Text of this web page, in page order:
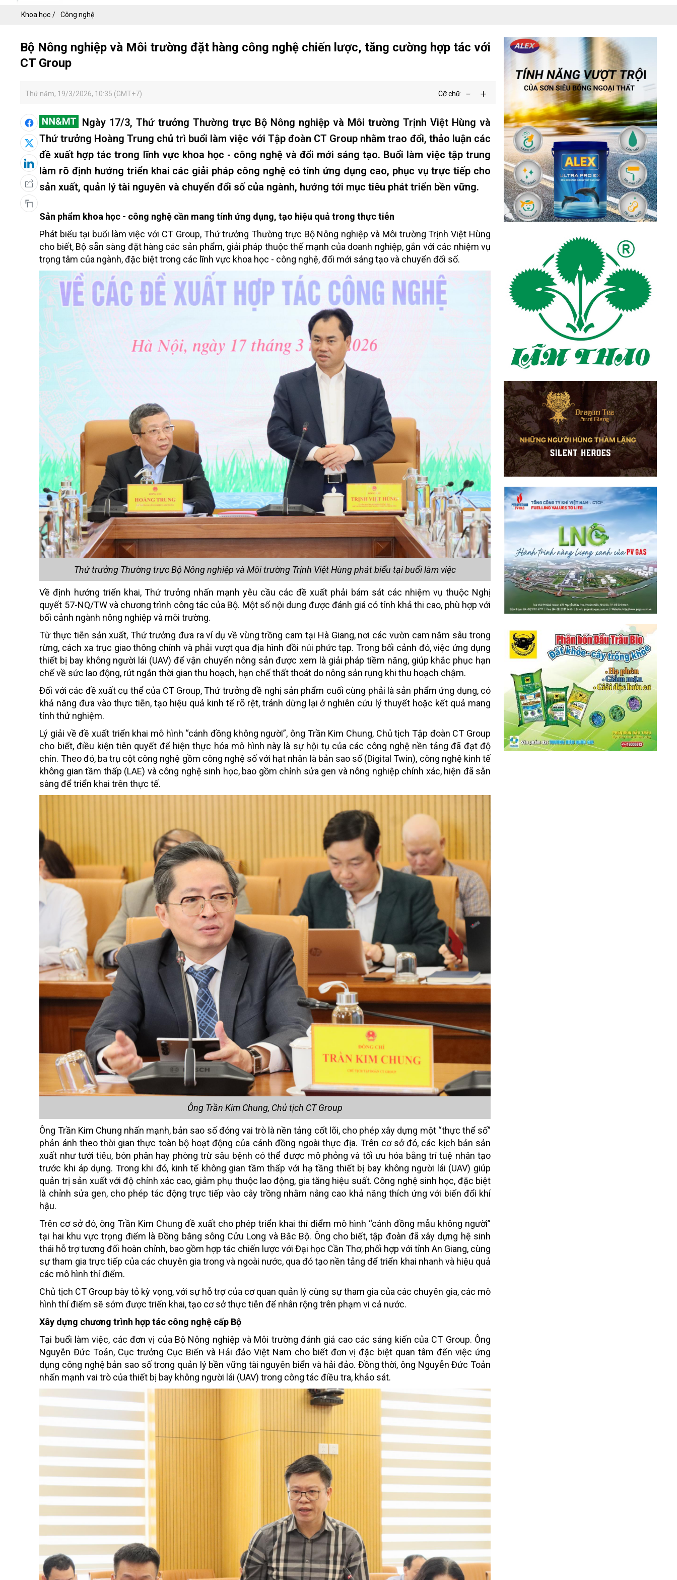
Khoa học Công nghệ
Bộ Nông nghiệp và Môi trường đặt hàng công nghệ chiến lược, tăng cường hợp tác với
CT Group
Thứ năm, 19/3/2026, 10:35 (GMT+7) Cỡ chữ
Ngày 17/3, Thứ trưởng Thường trực Bộ Nông nghiệp và Môi trường Trịnh Việt Hùng và
Thứ trưởng Hoàng Trung chủ trì buổi làm việc với Tập đoàn CT Group nhằm trao đổi, thảo luận các
đề xuất hợp tác trong lĩnh vực khoa học - công nghệ và đổi mới sáng tạo. Buổi làm việc tập trung
làm rõ định hướng triển khai các giải pháp công nghệ có tính ứng dụng cao, phục vụ trực tiếp cho
sản xuất, quản lý tài nguyên và chuyển đổi số của ngành, hướng tới mục tiêu phát triển bền vững.
Sản phẩm khoa học - công nghệ cần mang tính ứng dụng, tạo hiệu quả trong thực tiễn
Phát biểu tại buổi làm việc với CT Group, Thứ trưởng Thường trực Bộ Nông nghiệp và Môi trường Trịnh Việt Hùng
cho biết, Bộ sẵn sàng đặt hàng các sản phẩm, giải pháp thuộc thế mạnh của doanh nghiệp, gắn với các nhiệm vụ
trọng tâm của ngành, đặc biệt trong các lĩnh vực khoa học - công nghệ, đổi mới sáng tạo và chuyển đổi số.
Thứ trưởng Thường trực Bộ Nông nghiệp và Môi trường Trịnh Việt Hùng phát biểu tại buổi làm việc
Về định hướng triển khai, Thứ trưởng nhấn mạnh yêu cầu các đề xuất phải bám sát các nhiệm vụ thuộc Nghị
quyết 57-NQ/TW và chương trình công tác của Bộ. Một số nội dung được đánh giá có tính khả thi cao, phù hợp với
bối cảnh ngành nông nghiệp và môi trường.
Từ thực tiễn sản xuất, Thứ trưởng đưa ra ví dụ về vùng trồng cam tại Hà Giang, nơi các vườn cam nằm sâu trong
rừng, cách xa trục giao thông chính và phải vượt qua địa hình đồi núi phức tạp. Trong bối cảnh đó, việc ứng dụng
thiết bị bay không người lái (UAV) để vận chuyển nông sản được xem là giải pháp tiềm năng, giúp khắc phục hạn
chế về sức lao động, rút ngắn thời gian thu hoạch, hạn chế thất thoát do nông sản rụng khi thu hoạch chậm.
Đối với các đề xuất cụ thể của CT Group, Thứ trưởng đề nghị sản phẩm cuối cùng phải là sản phẩm ứng dụng, có
khả năng đưa vào thực tiễn, tạo hiệu quả kinh tế rõ rệt, tránh dừng lại ở nghiên cứu lý thuyết hoặc kết quả mang
tính thử nghiệm.
Lý giải về đề xuất triển khai mô hình “cánh đồng không người”, ông Trần Kim Chung, Chủ tịch Tập đoàn CT Group
cho biết, điều kiện tiên quyết để hiện thực hóa mô hình này là sự hội tụ của các công nghệ nền tảng đã đạt độ
chín. Theo đó, ba trụ cột công nghệ gồm công nghệ số với hạt nhân là bản sao số (Digital Twin), công nghệ kinh tế
không gian tầm thấp (LAE) và công nghệ sinh học, bao gồm chỉnh sửa gen và nông nghiệp chính xác, hiện đã sẵn
sàng để triển khai trên thực tế.
Ông Trần Kim Chung, Chủ tịch CT Group
Ông Trần Kim Chung nhấn mạnh, bản sao số đóng vai trò là nền tảng cốt lõi, cho phép xây dựng một “thực thể số”
phản ánh theo thời gian thực toàn bộ hoạt động của cánh đồng ngoài thực địa. Trên cơ sở đó, các kịch bản sản
xuất như tưới tiêu, bón phân hay phòng trừ sâu bệnh có thể được mô phỏng và tối ưu hóa bằng trí tuệ nhân tạo
trước khi áp dụng. Trong khi đó, kinh tế không gian tầm thấp với hạ tầng thiết bị bay không người lái (UAV) giúp
quản trị sản xuất với độ chính xác cao, giảm phụ thuộc lao động, gia tăng hiệu suất. Công nghệ sinh học, đặc biệt
là chỉnh sửa gen, cho phép tác động trực tiếp vào cây trồng nhằm nâng cao khả năng thích ứng với biến đổi khí
hậu.
Trên cơ sở đó, ông Trần Kim Chung đề xuất cho phép triển khai thí điểm mô hình “cánh đồng mẫu không người”
tại hai khu vực trọng điểm là Đồng bằng sông Cửu Long và Bắc Bộ. Ông cho biết, tập đoàn đã xây dựng hệ sinh
thái hỗ trợ tương đối hoàn chỉnh, bao gồm hợp tác chiến lược với Đại học Cần Thơ, phối hợp với tỉnh An Giang, cùng
sự tham gia trực tiếp của các chuyên gia trong và ngoài nước, qua đó tạo nền tảng để triển khai nhanh và hiệu quả
các mô hình thí điểm.
Chủ tịch CT Group bày tỏ kỳ vọng, với sự hỗ trợ của cơ quan quản lý cùng sự tham gia của các chuyên gia, các mô
hình thí điểm sẽ sớm được triển khai, tạo cơ sở thực tiễn để nhân rộng trên phạm vi cả nước.
Xây dựng chương trình hợp tác công nghệ cấp Bộ
Tại buổi làm việc, các đơn vị của Bộ Nông nghiệp và Môi trường đánh giá cao các sáng kiến của CT Group. Ông
Nguyễn Đức Toản, Cục trưởng Cục Biển và Hải đảo Việt Nam cho biết đơn vị đặc biệt quan tâm đến việc ứng
dụng công nghệ bản sao số trong quản lý bền vững tài nguyên biển và hải đảo. Đồng thời, ông Nguyễn Đức Toản
nhấn mạnh vai trò của thiết bị bay không người lái (UAV) trong công tác điều tra, khảo sát.